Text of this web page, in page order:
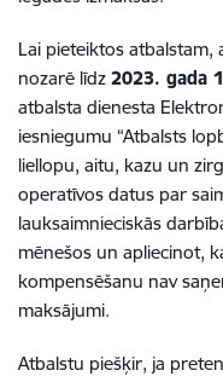
Lai pieteiktos
nozarē līdz 2023. gada
atbalsta dienesta
iesniegumu “Atbalsts
liellopu, aitu, kazu un
operatīvos datus par
lauksaimnieciskās
mēnešos un apliecinot,
kompensēšanu nav
maksājumi.
Atbalstu piešķir, ja